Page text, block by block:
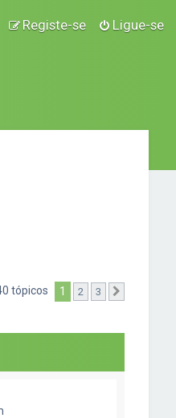
Ligue-se
Registe-se
tópicos 1 2 3